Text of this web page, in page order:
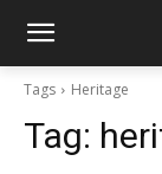
Tags Heritage
Tag: